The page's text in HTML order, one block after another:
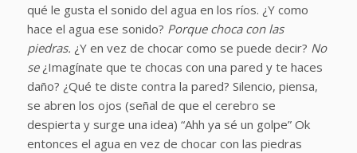
qué le gusta el sonido del agua en los ríos. ¿Y como
hace el agua ese sonido? Porque choca con las
piedras. ¿Y en vez de chocar como se puede decir? No
se¿Imagínate que te chocas con una pared y te haces
daño? ¿Qué te diste contra la pared? Silencio, piensa,
se abren los ojos (señal de que el cerebro se
despierta y surge una idea) “Ahh ya sé un golpe” Ok
entonces el agua en vez de chocar con las piedras